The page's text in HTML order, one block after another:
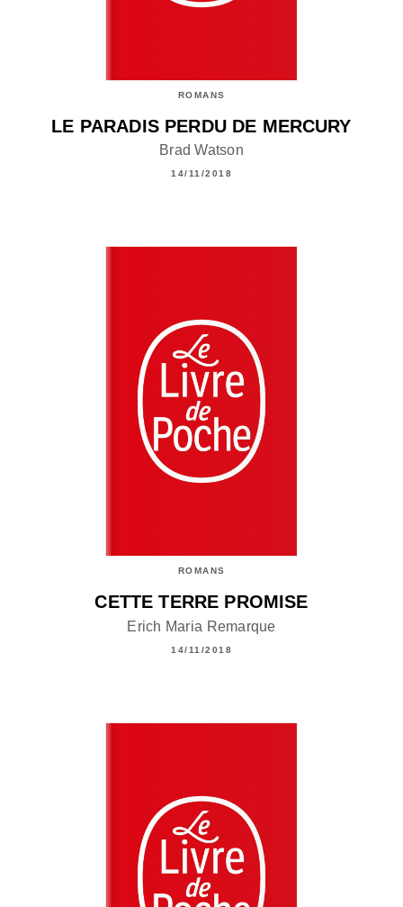
ROMANS
LE PARADIS PERDU DE MERCURY
Brad Watson
14/11/2018
ROMANS
CETTE TERRE PROMISE
Erich Maria Remarque
14/11/2018